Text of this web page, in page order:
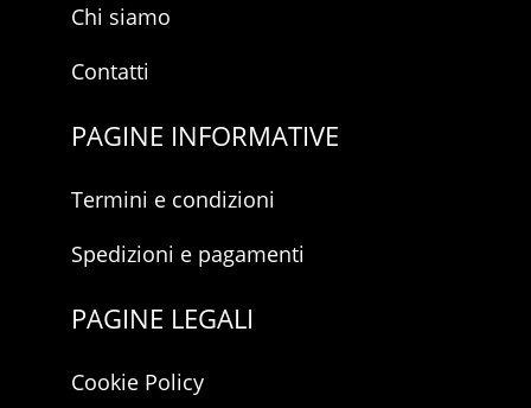
Chi siamo
Contatti
PAGINE INFORMATIVE
Termini e condizioni
Spedizioni e pagamenti
PAGINE LEGALI
Cookie Policy